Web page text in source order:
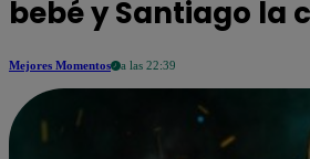
bebé y Santiago la
Mejores Momentos a las 22:39